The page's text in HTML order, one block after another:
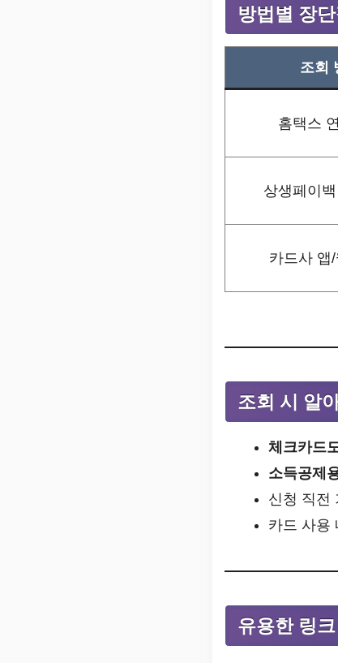
방법별 장
조회
홈택스
상생페이
카드사 앱
조회 시 알
체크카드
소득공제
신청 직전
카드 사용
유용한 링